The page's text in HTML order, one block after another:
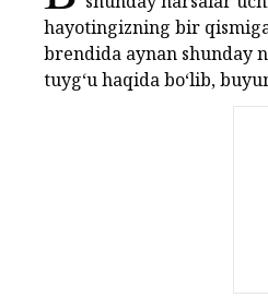
hayotingizning bir
brendida aynan shunday
tuyg‘u haqida bo‘lib,